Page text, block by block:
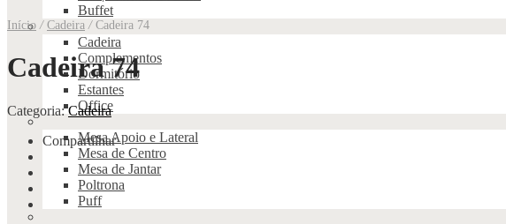
Buffet
Cadeira
Complementos
Dormitório
Estantes
Office
Mesa Apoio e Lateral
Mesa de Centro
Mesa de Jantar
Poltrona
Puff
Início / Cadeira /Cadeira 74
Cadeira 74
Categoria:Cadeira
Compartilhar